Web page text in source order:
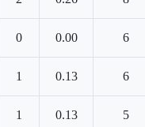
0 0.00 6
1 0.13 6
1 0.13 5